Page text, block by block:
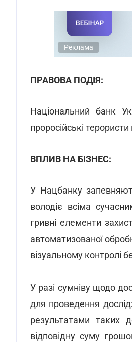
Реклама
ПРАВОВА ПОДІЯ:
Національний банк
проросійські
ВПЛИВ НА БІЗНЕС:
У Нацбанку
володіє всіма
гривні елементи
автоматизованої
візуальному контролі
У разі сумніву щодо
для проведення
результатами таких
відповідну суму